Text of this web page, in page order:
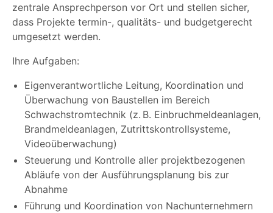
zentrale Ansprechperson vor Ort und stellen sicher,
dass Projekte termin-, qualitäts- und budgetgerecht
umgesetzt werden.
Ihre Aufgaben:
Eigenverantwortliche Leitung, Koordination und
Überwachung von Baustellen im Bereich
Schwachstromtechnik (z. B. Einbruchmeldeanlagen,
Brandmeldeanlagen, Zutrittskontrollsysteme,
Videoüberwachung)
Steuerung und Kontrolle aller projektbezogenen
Abläufe von der Ausführungsplanung bis zur
Abnahme
Führung und Koordination von Nachunternehmern